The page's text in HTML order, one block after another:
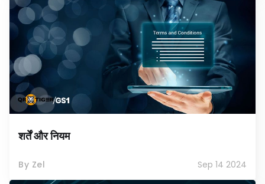
शर्तें और नियम
By Zel Sep 14 2024